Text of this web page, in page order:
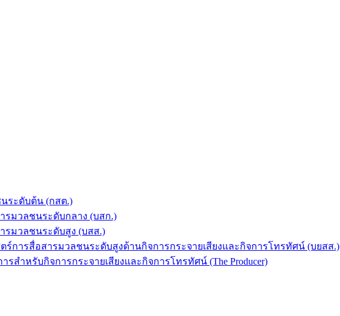
ระดับต้น (กสต.)
รมวลชนระดับกลาง (บสก.)
รมวลชนระดับสูง (บสส.)
การสื่อสารมวลชนระดับสูงด้านกิจการกระจายเสียงและกิจการโทรทัศน์ (บยสส.)
สำหรับกิจการกระจายเสียงและกิจการโทรทัศน์ (The Producer)